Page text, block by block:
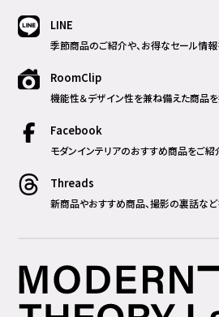
LINE
季節商品のご紹介や、お得なセール情報
RoomClip
機能性＆デザイン性を兼ね備えた商品を
Facebook
モダンインテリアのおすすめ商品をご紹
Threads
新商品やおすすめ商品、撮影の裏話など